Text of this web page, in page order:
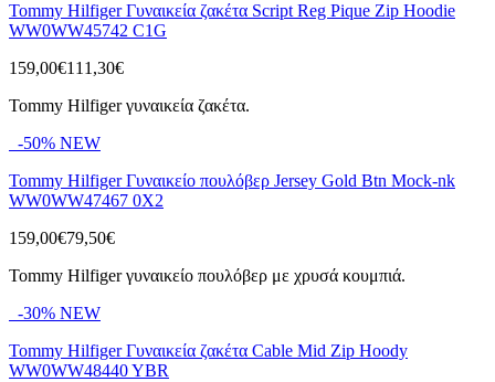
Tommy Hilfiger Γυναικεία ζακέτα Script Reg Pique Zip Hoodie
WW0WW45742 C1G
159,00€111,30€
Tommy Hilfiger γυναικεία ζακέτα.
-50% NEW
Tommy Hilfiger Γυναικείο πουλόβερ Jersey Gold Btn Mock-nk
WW0WW47467 0X2
159,00€79,50€
Tommy Hilfiger γυναικείο πουλόβερ με χρυσά κουμπιά.
-30% NEW
Tommy Hilfiger Γυναικεία ζακέτα Cable Mid Zip Hoody
WW0WW48440 YBR